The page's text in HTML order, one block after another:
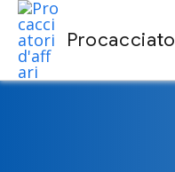
Vai
contenuto